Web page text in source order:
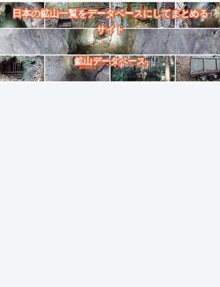
日本の鉱山一覧をデータベースにしてまとめる
サイト
鉱山データベース